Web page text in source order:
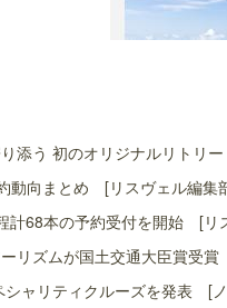
添う 初のオリジナルリトリ
動向まとめ [リスヴェル編集
計68本の予約受付を開始 [リ
リズムが国土交通大臣賞受
ャリティクルーズを発表 [